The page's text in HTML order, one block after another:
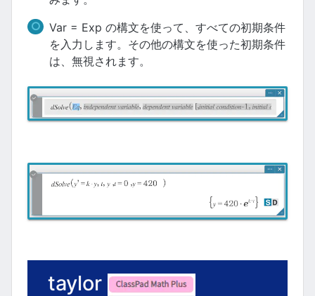
Var = Exp の構文を使って、すべての初期条件
を入力します。その他の構文を使った初期条件
は、無視されます。
taylor